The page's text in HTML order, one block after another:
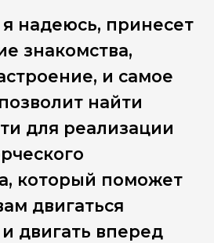
я надеюсь, принесет
знакомства,
и самое
найти
для реализации
который поможет
двигаться
двигать вперед